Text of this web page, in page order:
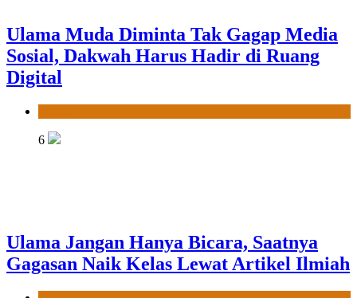
Ulama Muda Diminta Tak Gagap Media
Sosial, Dakwah Harus Hadir di Ruang
Digital
6
Ulama Jangan Hanya Bicara, Saatnya
Gagasan Naik Kelas Lewat Artikel Ilmiah